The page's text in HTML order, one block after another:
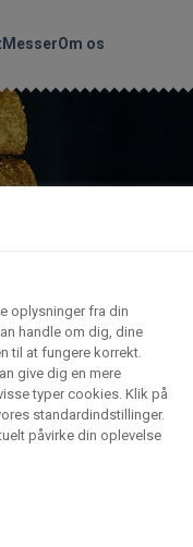
MesserOm os
Catering A/S
C. Lauritzen A/S
produkter.
fællesskab og få
- når som helst,
oplysninger fra din
handle om dig, dine
til at fungere korrekt.
give dig en mere
typer cookies. Klik på
standardindstillinger.
påvirke din oplevelse